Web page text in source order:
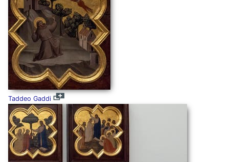
Taddeo Gaddi